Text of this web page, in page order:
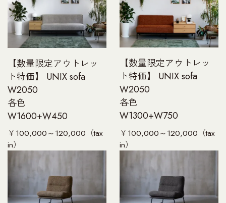
【数量限定アウトレッ
ト特価】 UNIX sofa
W2050
各色
W1600+W450
￥100,000～120,000（tax
in）
【数量限定アウトレッ
ト特価】 UNIX sofa
W2050
各色
W1300+W750
￥100,000～120,000（tax
in）